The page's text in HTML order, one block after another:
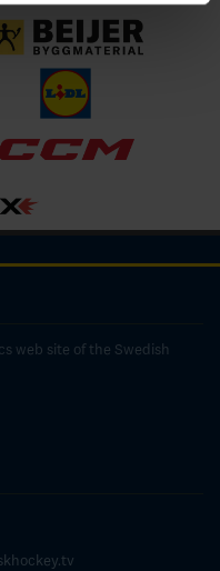
web site of the Swedish